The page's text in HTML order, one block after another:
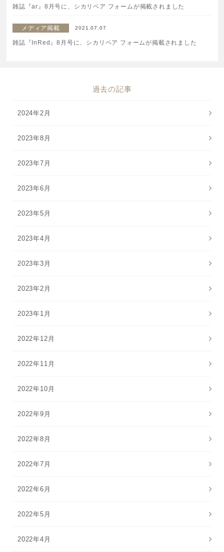
定期便サービスのご案内
会員ステージ・ポイントプログラム
ギフトラッピングサービス
特集一覧 SPECIAL
はじめての方へ
ご使用方法・ステップ
あしたの美肌 | 美容情報を発信・キレイをサポートするWe
ご注文はフリーダイヤルでも承ります
雑誌『ar』8月号に、シカリペア フォームが掲載されました
メディア掲載 2021.07.07
雑誌『InRed』8月号に、シカリペア フォームが掲載されました
過去の記事
2024年2月
2023年8月
2023年7月
2023年6月
2023年5月
2023年4月
2023年3月
2023年2月
2023年1月
2022年12月
2022年11月
2022年10月
2022年9月
2022年8月
2022年7月
2022年6月
2022年5月
2022年4月